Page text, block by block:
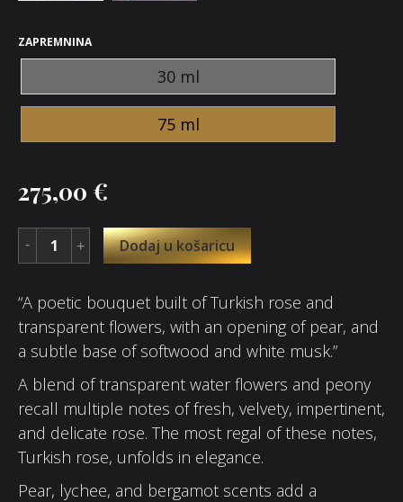
ZAPREMNINA
30 ml
75 ml
275,00 €
Dodaj u košaricu
“A poetic bouquet built of Turkish rose and
transparent flowers, with an opening of pear, and
a subtle base of softwood and white musk.”
A blend of transparent water flowers and peony
recall multiple notes of fresh, velvety, impertinent,
and delicate rose. The most regal of these notes,
Turkish rose, unfolds in elegance.
Pear, lychee, and bergamot scents add a